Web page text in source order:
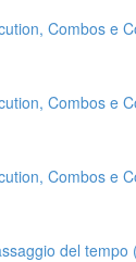
Combos e
Combos e
Combos e
del tempo